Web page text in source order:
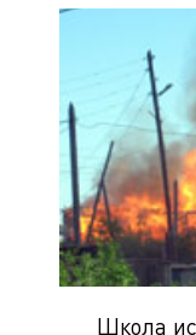
Школа